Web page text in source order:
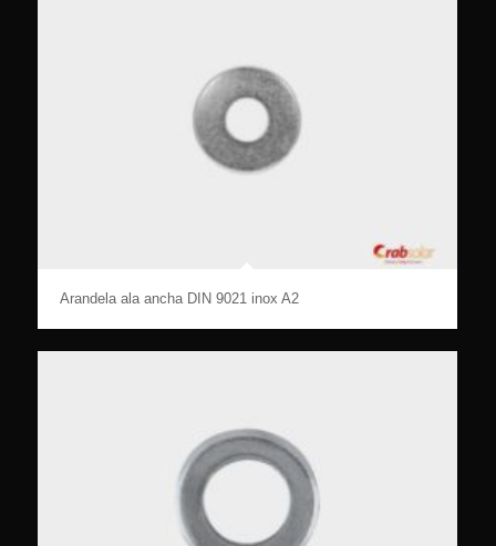
Arandela ala ancha DIN 9021 inox A2